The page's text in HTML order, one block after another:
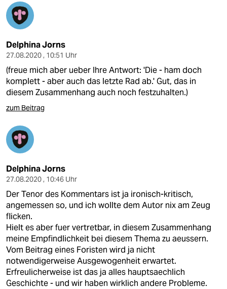
Delphina Jorns
27.08.2020 , 10:51 Uhr
(freue mich aber ueber Ihre Antwort: 'Die - ham doch
komplett - aber auch das letzte Rad ab.' Gut, das in
diesem Zusammenhang auch noch festzuhalten.)
zum Beitrag
Delphina Jorns
27.08.2020 , 10:46 Uhr
Der Tenor des Kommentars ist ja ironisch-kritisch,
angemessen so, und ich wollte dem Autor nix am Zeug
flicken.
Hielt es aber fuer vertretbar, in diesem Zusammenhang
meine Empfindlichkeit bei diesem Thema zu aeussern.
Vom Beitrag eines Foristen wird ja nicht
notwendigerweise Ausgewogenheit erwartet.
Erfreulicherweise ist das ja alles hauptsaechlich
Geschichte - und wir haben wirklich andere Probleme.